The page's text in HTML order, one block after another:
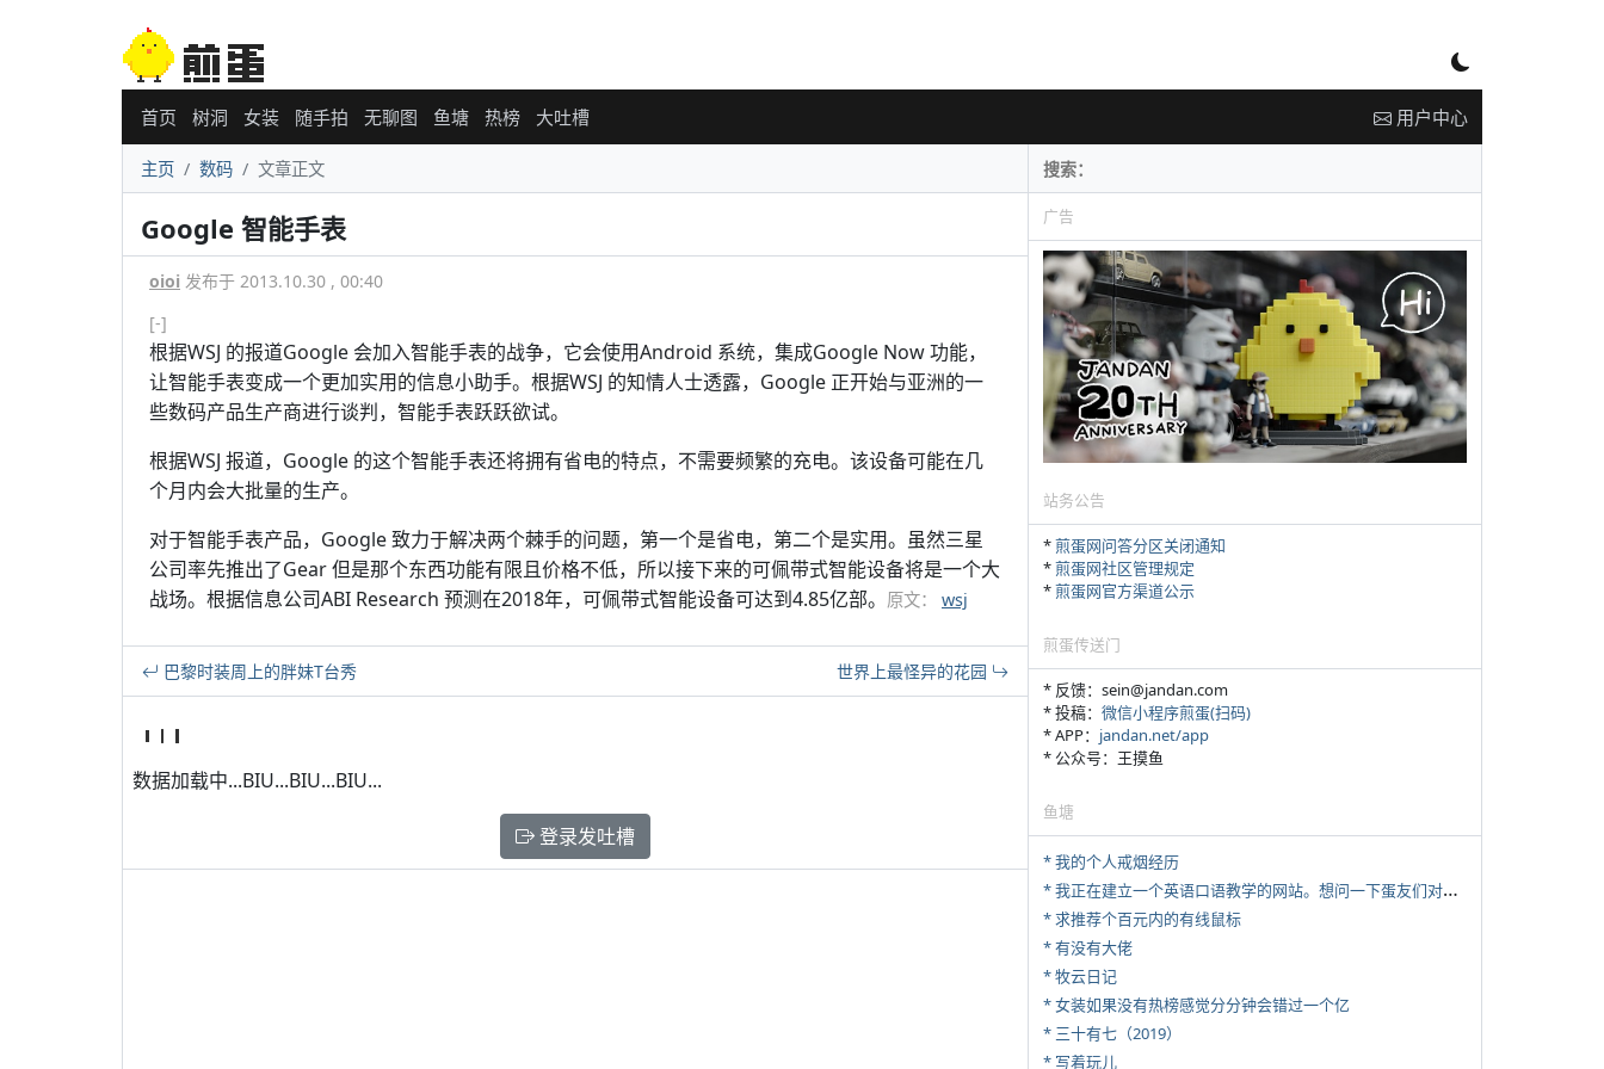
首页 树洞 女装 随手拍 无聊图 鱼塘 热榜 大吐槽 用户中心
主页 数码 文章正文
Google 智能手表
oioi 发布于 2013.10.30 , 00:40
[-]
根据WSJ 的报道Google 会加入智能手表的战争，它会使用Android 系统，集成Google Now 功能，
让智能手表变成一个更加实用的信息小助手。根据WSJ 的知情人士透露，Google 正开始与亚洲的一
些数码产品生产商进行谈判，智能手表跃跃欲试。
根据WSJ 报道，Google 的这个智能手表还将拥有省电的特点，不需要频繁的充电。该设备可能在几
个月内会大批量的生产。
对于智能手表产品，Google 致力于解决两个棘手的问题，第一个是省电，第二个是实用。虽然三星
公司率先推出了Gear 但是那个东西功能有限且价格不低，所以接下来的可佩带式智能设备将是一个大
战场。根据信息公司ABI Research 预测在2018年，可佩带式智能设备可达到4.85亿部。 原文： wsj
巴黎时装周上的胖妹T台秀 世界上最怪异的花园
数据加载中...BIU...BIU...BIU...
登录发吐槽
广告
站务公告
*煎蛋网问答分区关闭通知
*煎蛋网社区管理规定
*煎蛋网官方渠道公示
煎蛋传送门
* 反馈：sein@jandan.com
* 投稿： 微信小程序煎蛋(扫码)
* APP： jandan.net/app
* 公众号：王摸鱼
鱼塘
* 我的个人戒烟经历
*
我正在建立一个英语口语教学的网站。想问一下蛋友们对这类教学机构或网站的痛点。
* 求推荐个百元内的有线鼠标
* 有没有大佬
* 牧云日记
* 女装如果没有热榜感觉分分钟会错过一个亿
* 三十有七（2019）
* 写着玩儿